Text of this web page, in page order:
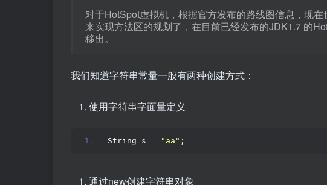
对于HotSpot虚拟机，根据官方发布的路线图信息，现
来实现方法区的规划了，在目前已经发布的JDK1.7 的
移出。
我们知道字符串常量一般有两种创建方式：
使用字符串字面量定义
String s = "aa" ;
通过new创建字符串对象